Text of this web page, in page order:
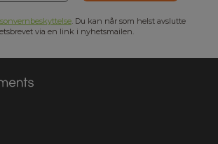
. Du kan når som helst avslutte
via en link i nyhetsmailen.